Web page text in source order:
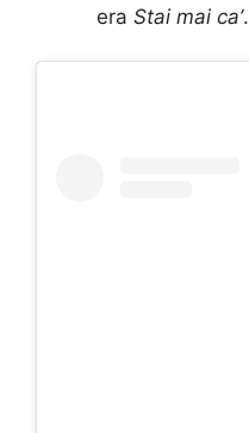
era Stai mai ca’.